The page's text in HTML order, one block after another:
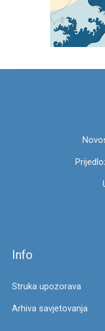
a
Info
Struka upozorava
Arhiva savjetovanja